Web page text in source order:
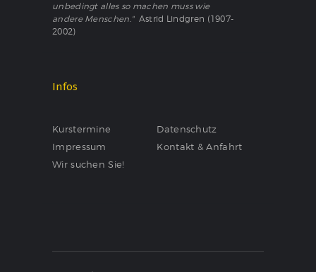
unbedingt alles so machen muss wie
andere Menschen."Astrid Lindgren (1907-
2002)
Infos
Kurstermine
Datenschutz
Impressum
Kontakt & Anfahrt
Wir suchen Sie!